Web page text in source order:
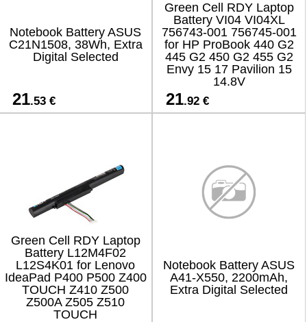
Notebook Battery ASUS
C21N1508, 38Wh, Extra
Digital Selected
21.53 €
Green Cell RDY Laptop
Battery VI04 VI04XL
756743-001 756745-001
for HP ProBook 440 G2
445 G2 450 G2 455 G2
Envy 15 17 Pavilion 15
14.8V
21.92 €
Green Cell RDY Laptop
Battery L12M4F02
L12S4K01 for Lenovo
IdeaPad P400 P500 Z400
TOUCH Z410 Z500
Z500A Z505 Z510
TOUCH
Notebook Battery ASUS
A41-X550, 2200mAh,
Extra Digital Selected